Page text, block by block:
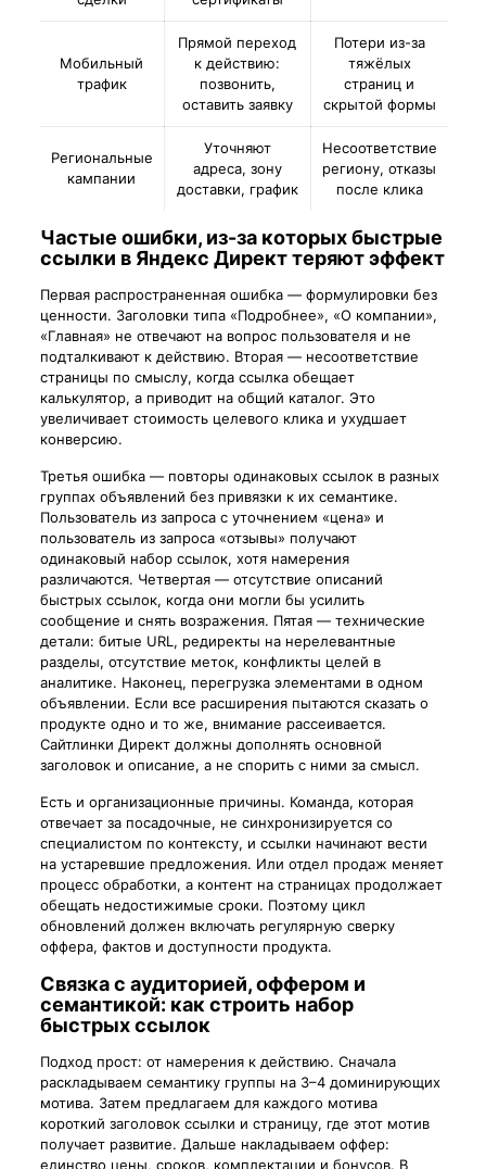
Мобильный
трафик
Прямой переход
к действию:
позвонить,
оставить заявку
Потери из-за
тяжёлых
страниц и
скрытой формы
Региональные
кампании
Уточняют
адреса, зону
доставки, график
Несоответствие
региону, отказы
после клика
Частые ошибки, из-за которых быстрые
ссылки в Яндекс Директ теряют эффект
Первая распространенная ошибка — формулировки без
ценности. Заголовки типа «Подробнее», «О компании»,
«Главная» не отвечают на вопрос пользователя и не
подталкивают к действию. Вторая — несоответствие
страницы по смыслу, когда ссылка обещает
калькулятор, а приводит на общий каталог. Это
увеличивает стоимость целевого клика и ухудшает
конверсию.
Третья ошибка — повторы одинаковых ссылок в разных
группах объявлений без привязки к их семантике.
Пользователь из запроса с уточнением «цена» и
пользователь из запроса «отзывы» получают
одинаковый набор ссылок, хотя намерения
различаются. Четвертая — отсутствие описаний
быстрых ссылок, когда они могли бы усилить
сообщение и снять возражения. Пятая — технические
детали: битые URL, редиректы на нерелевантные
разделы, отсутствие меток, конфликты целей в
аналитике. Наконец, перегрузка элементами в одном
объявлении. Если все расширения пытаются сказать о
продукте одно и то же, внимание рассеивается.
Сайтлинки Директ должны дополнять основной
заголовок и описание, а не спорить с ними за смысл.
Есть и организационные причины. Команда, которая
отвечает за посадочные, не синхронизируется со
специалистом по контексту, и ссылки начинают вести
на устаревшие предложения. Или отдел продаж меняет
процесс обработки, а контент на страницах продолжает
обещать недостижимые сроки. Поэтому цикл
обновлений должен включать регулярную сверку
оффера, фактов и доступности продукта.
Связка с аудиторией, оффером и
семантикой: как строить набор
быстрых ссылок
Подход прост: от намерения к действию. Сначала
раскладываем семантику группы на 3–4 доминирующих
мотива. Затем предлагаем для каждого мотива
короткий заголовок ссылки и страницу, где этот мотив
получает развитие. Дальше накладываем оффер:
единство цены, сроков, комплектации и бонусов. В